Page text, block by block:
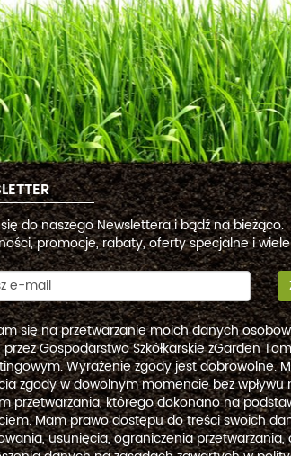
do naszego Newslettera i bądź na bieżąco.
promocje, rabaty, oferty specjalne i
się na przetwarzanie moich danych
Gospodarstwo Szkółkarskie zGarden
Wyrażenie zgody jest dobrowolne.
zgody w dowolnym momencie bez wpływu
przetwarzania, którego dokonano na
Mam prawo dostępu do treści swoich
usunięcia, ograniczenia przetwarzania,